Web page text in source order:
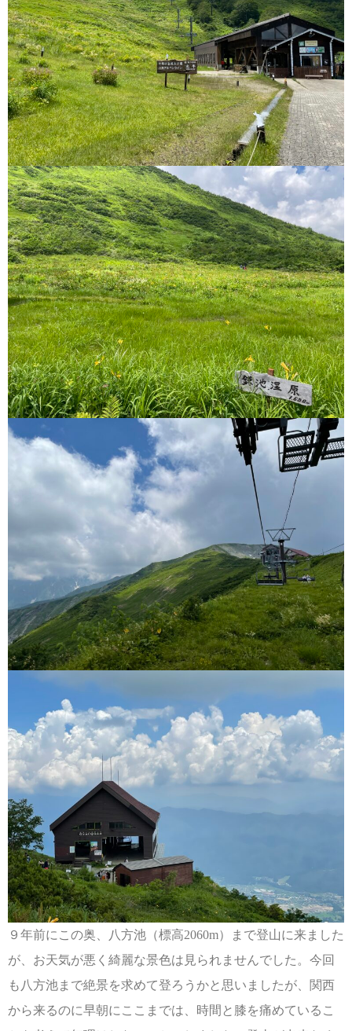
９年前にこの奥、八方池（標高2060m）まで登山に来ました
が、お天気が悪く綺麗な景色は見られませんでした。今回
も八方池まで絶景を求めて登ろうかと思いましたが、関西
から来るのに早朝にここまでは、時間と膝を痛めているこ